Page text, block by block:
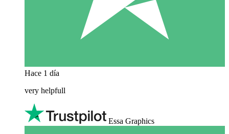
Hace 1 día
very helpfull
Essa Graphics